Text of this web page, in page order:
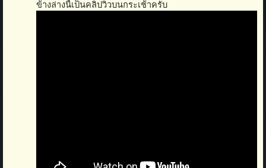
ข้างล่างนี้เป็นคลิปวิวบนกระเช้าครับ